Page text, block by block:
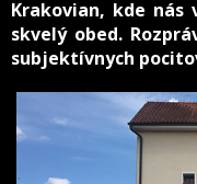
Krakovian, kde nás
skvelý obed.
subjektívnych